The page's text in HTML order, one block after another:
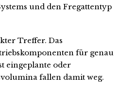
und den Fregattentyp
Treffer. Das
für genau
eingeplante oder
fallen damit weg.